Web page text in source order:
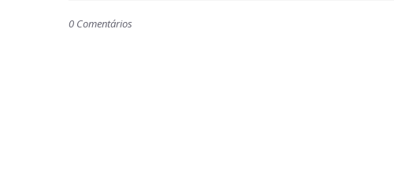
0 Comentários